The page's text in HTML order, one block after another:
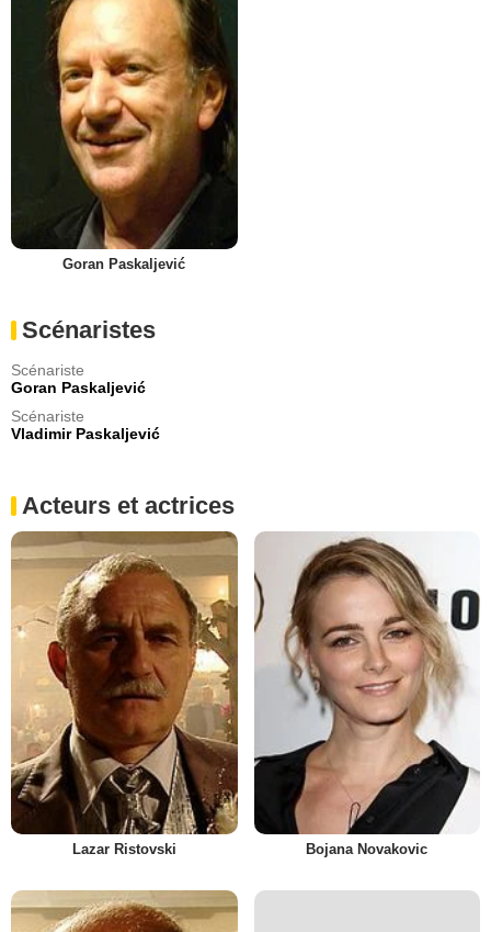
Goran Paskaljević
Scénaristes
Scénariste
Goran Paskaljević
Scénariste
Vladimir Paskaljević
Acteurs et actrices
Lazar Ristovski Bojana Novakovic